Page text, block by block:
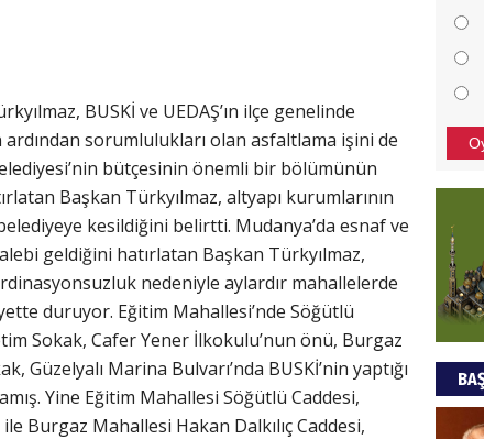
BUSKİ ve UEDAŞ’ın ilçe genelinde
ardından sorumlulukları olan asfaltlama işini de
bütçesinin önemli bir bölümünün
Başkan Türkyılmaz, altyapı kurumlarının
kesildiğini belirtti. Mudanya’da esnaf ve
geldiğini hatırlatan Başkan Türkyılmaz,
nedeniyle aylardır mahallelerde
duruyor. Eğitim Mahallesi’nde Söğütlü
Sokak, Cafer Yener İlkokulu’nun önü, Burgaz
Güzelyalı Marina Bulvarı’nda BUSKİ’nin yaptığı
Yine Eğitim Mahallesi Söğütlü Caddesi,
Burgaz Mahallesi Hakan Dalkılıç Caddesi,